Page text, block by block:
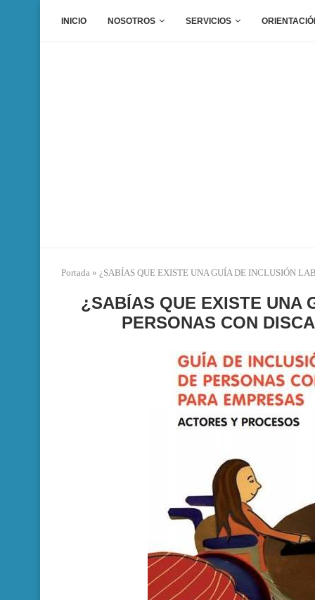
INICIO NOSOTROS SERVICIOS
Portada » ¿SABÍAS QUE EXISTE UNA GUÍA DE INCLUSIÓN
¿SABÍAS QUE EXISTE UNA
PERSONAS CON